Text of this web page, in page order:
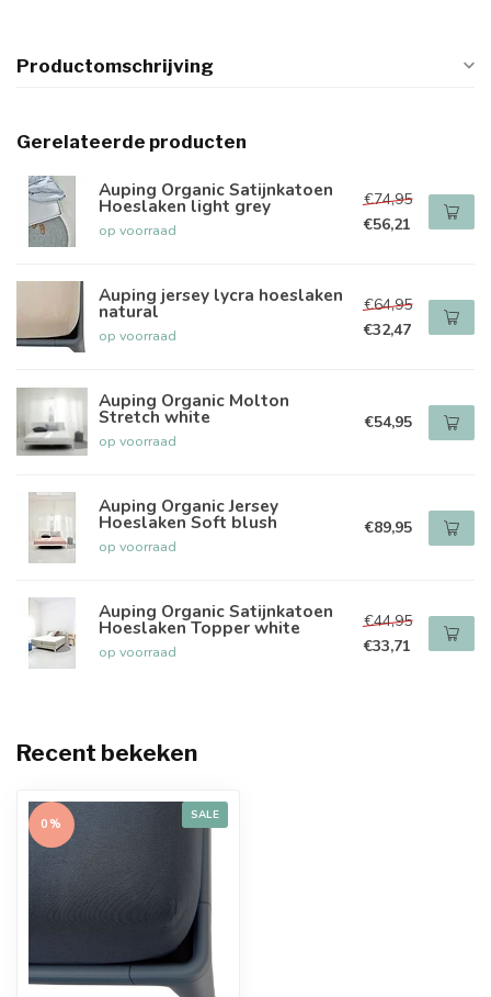
Productomschrijving
Gerelateerde producten
Auping Organic Satijnkatoen
Hoeslaken light grey
op voorraad
€74,95
€56,21
Auping jersey lycra hoeslaken
natural
op voorraad
€64,95
€32,47
Auping Organic Molton
Stretch white
op voorraad
€54,95
Auping Organic Jersey
Hoeslaken Soft blush
op voorraad
€89,95
Auping Organic Satijnkatoen
Hoeslaken Topper white
op voorraad
€44,95
€33,71
Recent bekeken
SALE
0%